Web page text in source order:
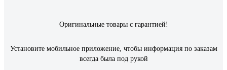
также и слегка загрязненую твердыми частицами или
Оригинальные товары с гарантией!
Установите мобильное приложение, чтобы информация по заказам
всегда была под рукой